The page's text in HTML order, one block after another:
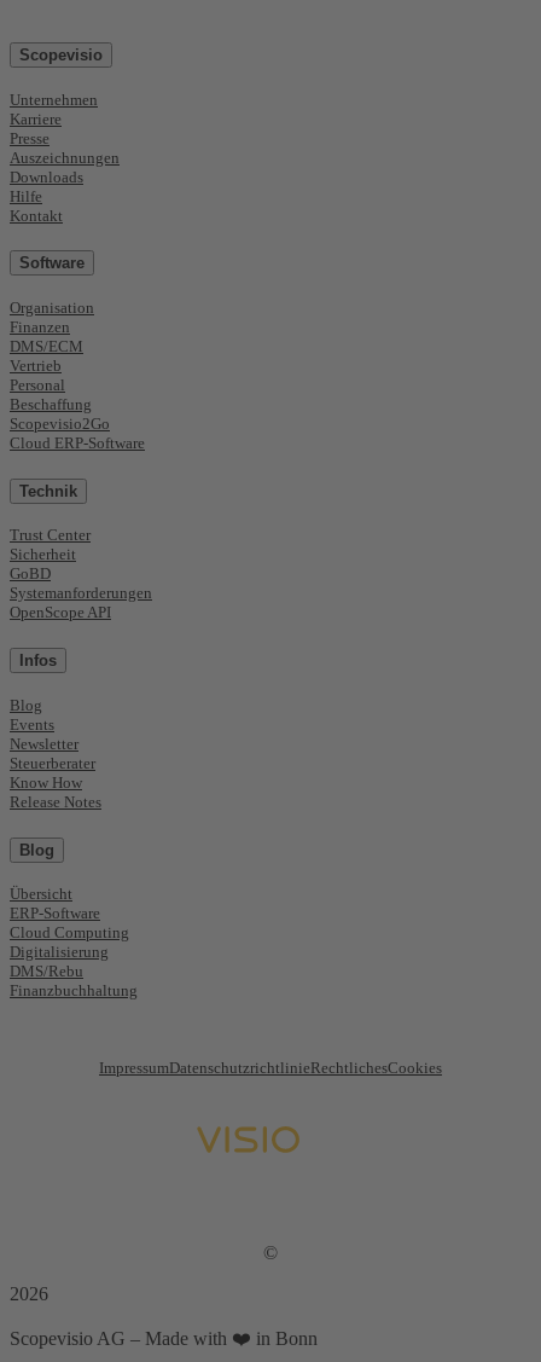
Scopevisio
Unternehmen
Karriere
Presse
Auszeichnungen
Downloads
Hilfe
Kontakt
Software
Organisation
Finanzen
DMS/ECM
Vertrieb
Personal
Beschaffung
Scopevisio2Go
Cloud ERP-Software
Technik
Trust Center
Sicherheit
GoBD
Systemanforderungen
OpenScope API
Infos
Blog
Events
Newsletter
Steuerberater
Know How
Release Notes
Blog
Übersicht
ERP-Software
Cloud Computing
Digitalisierung
DMS/Rebu
Finanzbuchhaltung
ImpressumDatenschutzrichtlinieRechtlichesCookies
©
2026
Scopevisio AG – Made with ❤️ in Bonn